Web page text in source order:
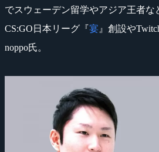
でスウェーデン留学やアジア王者な
CS:GO日本リーグ『宴 』創設や
noppo氏。